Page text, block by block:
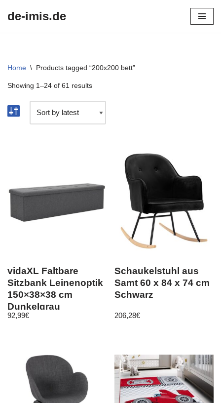
de-imis.de
Home \ Products tagged “200x200 bett”
Showing 1–24 of 61 results
vidaXL Faltbare
Sitzbank Leinenoptik
150×38×38 cm
Dunkelgrau
92,99€
Schaukelstuhl aus
Samt 60 x 84 x 74 cm
Schwarz
206,28€